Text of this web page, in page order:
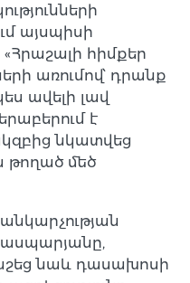
այսպիսի
հիմքեր
առումով՝ դրանք
ավելի լավ
է
նկատվեց
թողած մեծ
նշեց նաև դասախոսի